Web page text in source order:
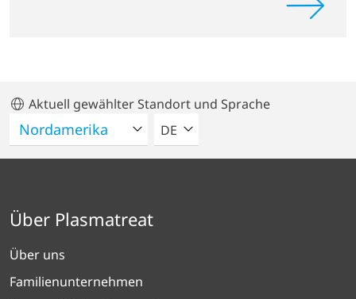
Aktuell gewählter Standort und Sprache
BITTE WÄHLEN SIE EINE
DE
Über Plasmatreat
Über uns
Familienunternehmen